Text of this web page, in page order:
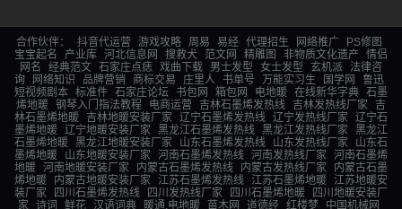
合作伙伴： 抖音代运营 游戏攻略 周易 易经 代理招生 网络推广
PS修图
宝宝起名
产业库 河北信息网 搜救犬 范文网 精雕图 非物质文化遗产
情侣
网名
经典范文 石家庄点痣 戏曲下载 男士发型 女士发型 玄机派
法律咨
询
网络知识 品牌营销 商标交易 庄里人 书单号 万能实习生 国学网
鲁迅
短视频剧本 标准件 石家庄论坛 书包网 箱包网 电地暖 在线新华字典 石墨
烯地暖 钢琴入门指法教程 电商运营 吉林石墨烯发热线 吉林发热线厂家
吉
林石墨烯地暖
吉林地暖安装厂家 辽宁石墨烯发热线 辽宁发热线厂家 辽宁石
墨烯地暖 辽宁地暖安装厂家 黑龙江石墨烯发热线 黑龙江发热线厂家 黑龙江
石墨烯地暖 黑龙江地暖安装厂家 山东石墨烯发热线 山东发热线厂家
山东石
墨烯地暖
山东地暖安装厂家 河南石墨烯发热线 河南发热线厂家 河南石墨烯
地暖 河南地暖安装厂家 内蒙古石墨烯发热线 内蒙古发热线厂家
内蒙古石墨
烯地暖
内蒙古地暖安装厂家 江苏石墨烯发热线 江苏石墨烯地暖
江苏地暖安
装厂家
四川石墨烯发热线 四川发热线厂家 四川石墨烯地暖
四川地暖安装厂
家 诗词 鲜花 汉语词典 暖通,电地暖 苗木网 道德经 红楼梦 中国机械网